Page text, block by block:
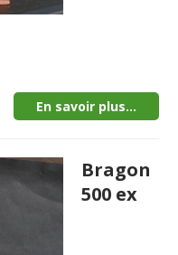
En savoir plus...
Bragon
500 ex